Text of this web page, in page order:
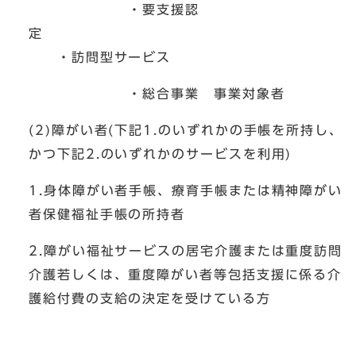
・要支援認
定
・訪問型サービス
・総合事業 事業対象者
(2)障がい者(下記1.のいずれかの手帳を所持し、
かつ下記2.のいずれかのサービスを利用)
1.身体障がい者手帳、療育手帳または精神障がい
者保健福祉手帳の所持者
2.障がい福祉サービスの居宅介護または重度訪問
介護若しくは、重度障がい者等包括支援に係る介
護給付費の支給の決定を受けている方